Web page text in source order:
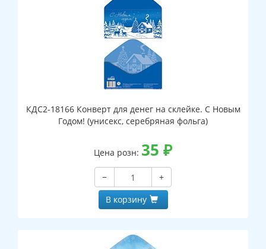
КДС2-18166 Конверт для денег на склейке. С Новым
Годом! (унисекс, серебряная фольга)
Цена розн: 35 ₽
−
+
В корзину